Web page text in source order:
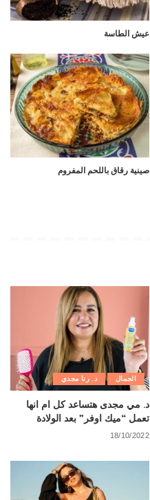
عيش الطاسة
صينية رقاق باللحم المفروم
الجمال د. رنا مجدي
د. مي مجدى هتساعد كل ام انها
تعمل “ميك اوفر” بعد الولادة
18/10/2022